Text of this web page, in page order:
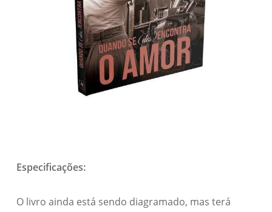
Especificações:
O livro ainda está sendo diagramado, mas terá